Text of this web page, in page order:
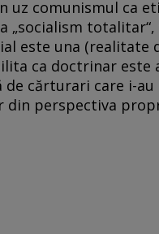
uz comunismul ca
totalitar“,
este una (realitate
ca doctrinar este
cărturari care i-au
din perspectiva